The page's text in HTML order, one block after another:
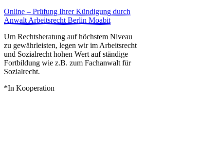
Online – Prüfung Ihrer Kündigung durch
Anwalt Arbeitsrecht Berlin Moabit
Um Rechtsberatung auf höchstem Niveau
zu gewährleisten, legen wir im Arbeitsrecht
und Sozialrecht hohen Wert auf ständige
Fortbildung wie z.B. zum Fachanwalt für
Sozialrecht.
*In Kooperation